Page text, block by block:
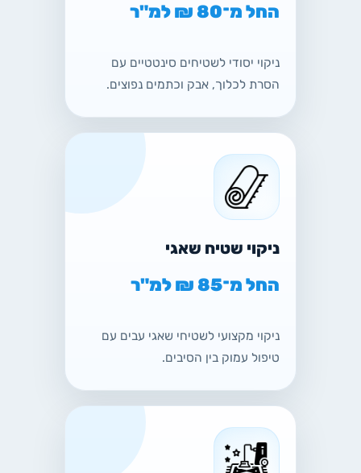
החל מ־80 ₪ למ"ר
ניקוי יסודי לשטיחים סינטטיים עם
הסרת לכלוך, אבק וכתמים נפוצים.
ניקוי שטיח שאגי
החל מ־85 ₪ למ"ר
ניקוי מקצועי לשטיחי שאגי עבים עם
טיפול עמוק בין הסיבים.